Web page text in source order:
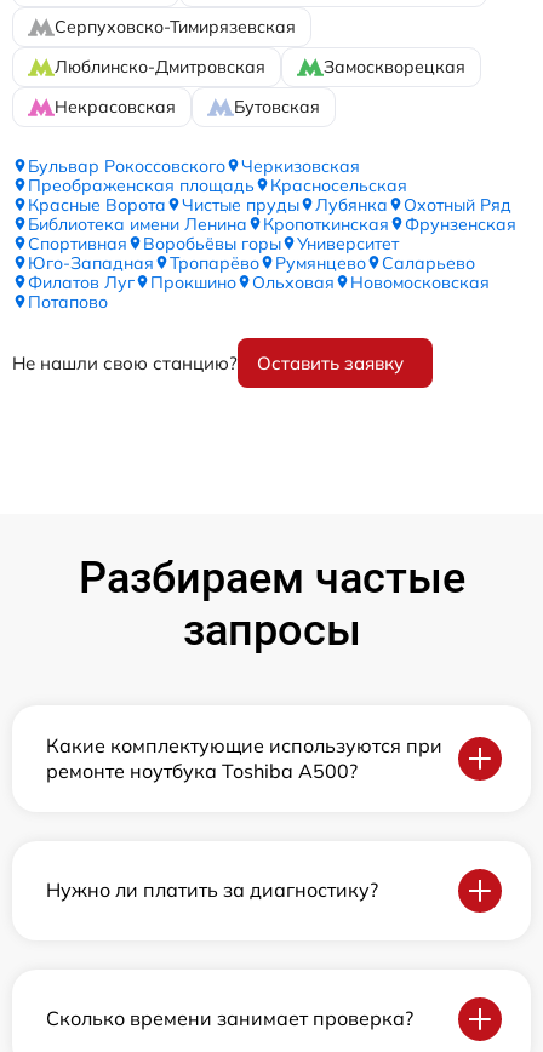
Серпуховско-Тимирязевская
Люблинско-Дмитровская
Замоскворецкая
Некрасовская
Бутовская
Бульвар Рокоссовского
Черкизовская
Преображенская площадь
Красносельская
Красные Ворота
Чистые пруды Лубянка
Охотный Ряд
Библиотека имени Ленина
Кропоткинская
Фрунзенская
Спортивная
Воробьёвы горы
Университет
Юго-Западная
Тропарёво Румянцево
Саларьево
Филатов Луг
Прокшино Ольховая
Новомосковская
Потапово
Не нашли свою станцию? Оставить заявку
Разбираем частые
запросы
Какие комплектующие используются при
ремонте ноутбука Toshiba A500?
Нужно ли платить за диагностику?
Сколько времени занимает проверка?